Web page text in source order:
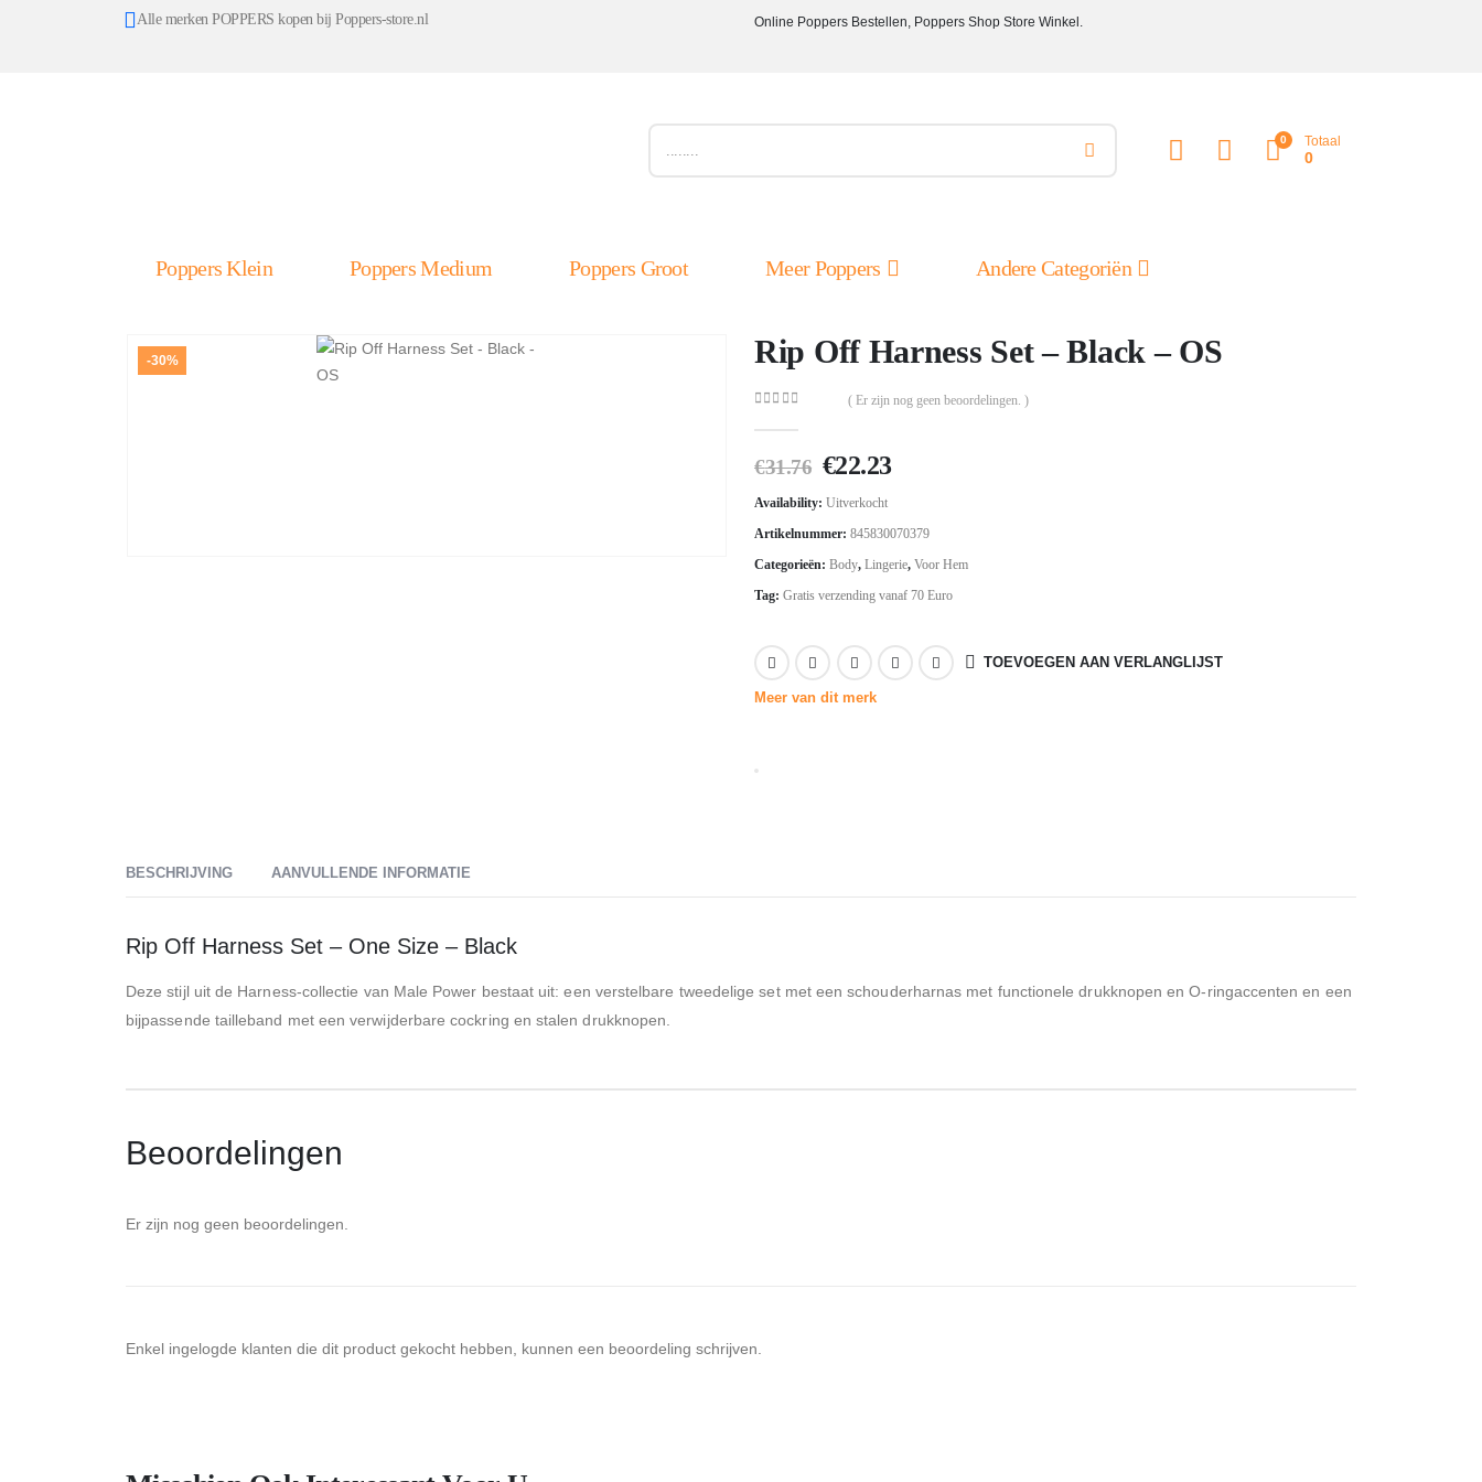
Alle merken POPPERS kopen bij Poppers-store.nl Online Poppers Bestellen, Poppers Shop Store Winkel.
0 Totaal
0
Poppers Klein Poppers Medium Poppers Groot Meer Poppers Andere Categoriën
-30% Rip Off Harness Set – Black – OS
( Er zijn nog geen beoordelingen. )
€31.76 Oorspronkelijke
prijs
was:
€31.76.
€22.23Huidige
€22.23.
Availability: Uitverkocht
Artikelnummer: 845830070379
Categorieën: Body, Lingerie, Voor Hem
Tag: Gratis verzending vanaf 70 Euro
TOEVOEGEN AAN VERLANGLIJST
Meer van dit merk
BESCHRIJVING AANVULLENDE INFORMATIE
Rip Off Harness Set – One Size – Black
Deze stijl uit de Harness-collectie van Male Power bestaat uit: een verstelbare tweedelige set met een schouderharnas met functionele drukknopen en O-ringaccenten en een
bijpassende tailleband met een verwijderbare cockring en stalen drukknopen.
Beoordelingen
Er zijn nog geen beoordelingen.
Enkel ingelogde klanten die dit product gekocht hebben, kunnen een beoordeling schrijven.